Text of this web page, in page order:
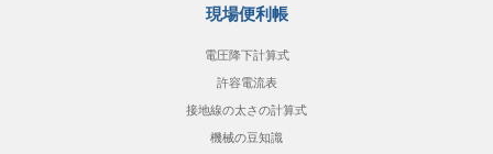
現場便利帳
電圧降下計算式
許容電流表
接地線の太さの計算式
機械の豆知識